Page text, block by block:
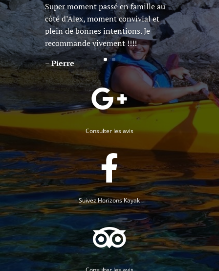
Super moment passé en famille au
côté d’Alex, moment convivial et
plein de bonnes intentions. Je
recommande vivement !!!!
– Pierre
Une sortie géniale en famille.
Beaucoup d’appréhension au départ
(personne ne savait en faire) pour
finalement s’éclater.
– Tony

Consulter les avis

Suivez Horizons Kayak
